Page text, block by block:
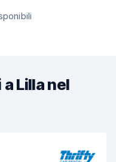
Lilla nel